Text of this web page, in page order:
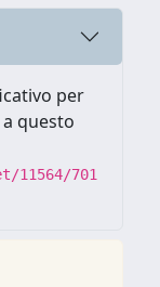
per
questo
11564/701